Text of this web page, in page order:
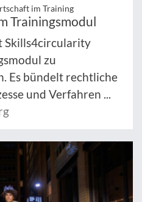
im Training
Trainingsmodul
Skills4circularity
zu
Es bündelt rechtliche
und Verfahren ...